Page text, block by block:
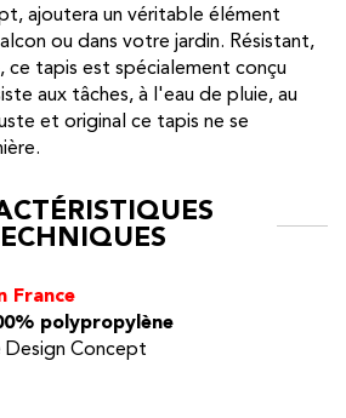
ajoutera un véritable élément
ou dans votre jardin. Résistant,
ce tapis est spécialement conçu
aux tâches, à l'eau de pluie, au
et original ce tapis ne se
France
polypropylène
Design Concept